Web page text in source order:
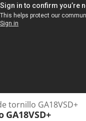
tornillo GA18VSD+
GA18VSD+